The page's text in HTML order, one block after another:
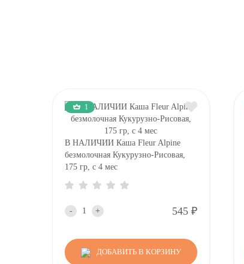
1
В НАЛИЧИИ Каша Fleur Alpine
безмолочная Кукурузно-Рисовая,
175 гр, с 4 мес
- + 545 Р
ДОБАВИТЬ В КОРЗИНУ